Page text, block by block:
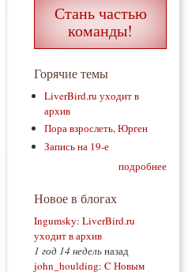
Стань частью
команды!
Горячие темы
LiverBird.ru уходит в
архив
Пора взрослеть, Юрген
Запись на 19-е
подробнее
Новое в блогах
Ingumsky: LiverBird.ru
уходит в архив
1 год 14 недельназад
john_houlding: C Новым